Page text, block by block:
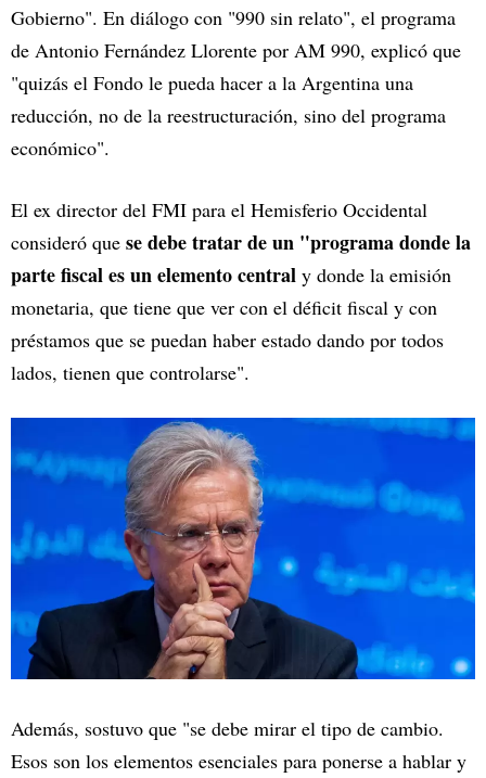
Gobierno". En diálogo con "990 sin relato", el programa
de Antonio Fernández Llorente por AM 990, explicó que
"quizás el Fondo le pueda hacer a la Argentina una
reducción, no de la reestructuración, sino del programa
económico".
El ex director del FMI para el Hemisferio Occidental
consideró que se debe tratar de un "programa donde la
parte fiscal es un elemento central y donde la emisión
monetaria, que tiene que ver con el déficit fiscal y con
préstamos que se puedan haber estado dando por todos
lados, tienen que controlarse".
Además, sostuvo que "se debe mirar el tipo de cambio.
Esos son los elementos esenciales para ponerse a hablar y